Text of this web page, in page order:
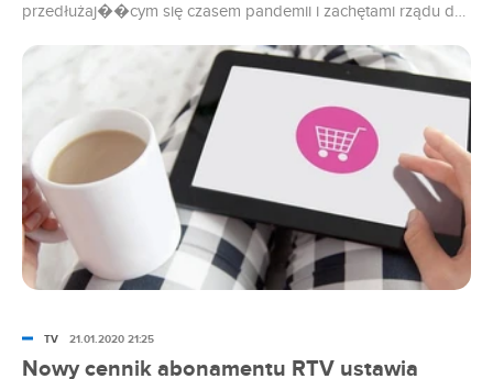
przedłużaj��cym się czasem pandemii i zachętami rządu do
przedłużeniu oferty. Z promocji Allegro Smart umożliwiającej
m.in. darmową wysyłkę, przez kolejny miesiąc mogą
skorzystać wszyscy użytkownicy i to bez ponoszenia żadnych
dodatkowych opłat.
Nowy cennik abonamentu RTV ustawia
TV 21.01.2020 21:25